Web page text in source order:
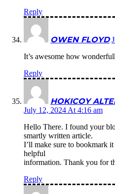
Reply
OWEN FLOYD
It’s awesome how
Reply
HOKICOY
July 12, 2024 At 4:16 am
Hello There. I found your
smartly written article.
I’ll make sure to bookmark
helpful
information. Thank you for
Reply